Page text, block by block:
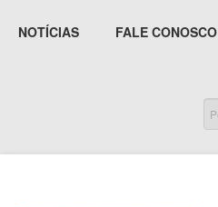
NOTÍCIAS FALE CONOSCO